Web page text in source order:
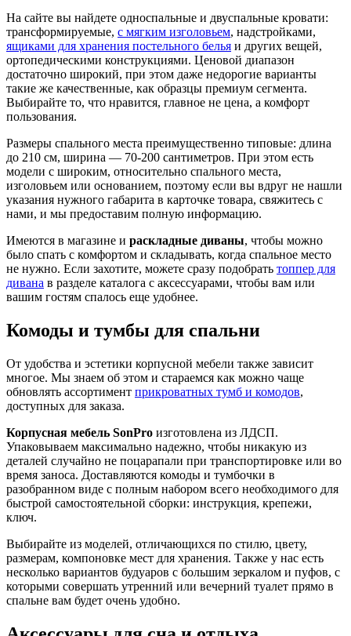
На сайте вы найдете односпальные и двуспальные кровати:
трансформируемые, с мягким изголовьем, надстройками,
ящиками для хранения постельного белья и других вещей,
ортопедическими конструкциями. Ценовой диапазон
достаточно широкий, при этом даже недорогие варианты
такие же качественные, как образцы премиум сегмента.
Выбирайте то, что нравится, главное не цена, а комфорт
пользования.
Размеры спального места преимущественно типовые: длина
до 210 см, ширина — 70-200 сантиметров. При этом есть
модели с широким, относительно спального места,
изголовьем или основанием, поэтому если вы вдруг не нашли
указания нужного габарита в карточке товара, свяжитесь с
нами, и мы предоставим полную информацию.
Имеются в магазине и раскладные диваны, чтобы можно
было спать с комфортом и складывать, когда спальное место
не нужно. Если захотите, можете сразу подобрать топпер для
дивана в разделе каталога с аксессуарами, чтобы вам или
вашим гостям спалось еще удобнее.
Комоды и тумбы для спальни
От удобства и эстетики корпусной мебели также зависит
многое. Мы знаем об этом и стараемся как можно чаще
обновлять ассортимент прикроватных тумб и комодов,
доступных для заказа.
Корпусная мебель SonPro изготовлена из ЛДСП.
Упаковываем максимально надежно, чтобы никакую из
деталей случайно не поцарапали при транспортировке или во
время заноса. Доставляются комоды и тумбочки в
разобранном виде с полным набором всего необходимого для
быстрой самостоятельной сборки: инструкция, крепежи,
ключ.
Выбирайте из моделей, отличающихся по стилю, цвету,
размерам, компоновке мест для хранения. Также у нас есть
несколько вариантов будуаров с большим зеркалом и пуфов, с
которыми совершать утренний или вечерний туалет прямо в
спальне вам будет очень удобно.